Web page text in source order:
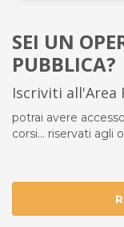
SEI UN
PUBBLICA?
Iscriviti all'Area
potrai avere
corsi... riservati agli